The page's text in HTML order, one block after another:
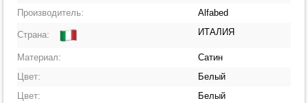
Производитель:
Alfabed
Страна: ИТАЛИЯ
Материал:
Сатин
Цвет:
Белый
Цвет:
Белый